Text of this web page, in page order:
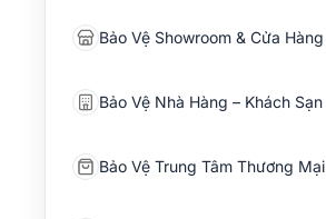
Bảo Vệ Showroom & Cửa Hàng
Bảo Vệ Nhà Hàng – Khách Sạn
Bảo Vệ Trung Tâm Thương Mại